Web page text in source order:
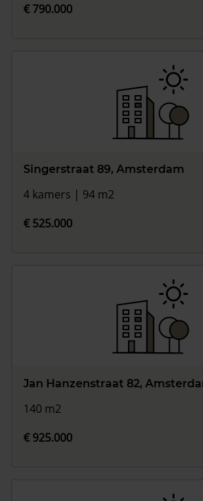
€ 790.000
Singerstraat 89, Amsterdam
4 kamers | 94 m2
€ 525.000
Jan Hanzenstraat 82,
140 m2
€ 925.000